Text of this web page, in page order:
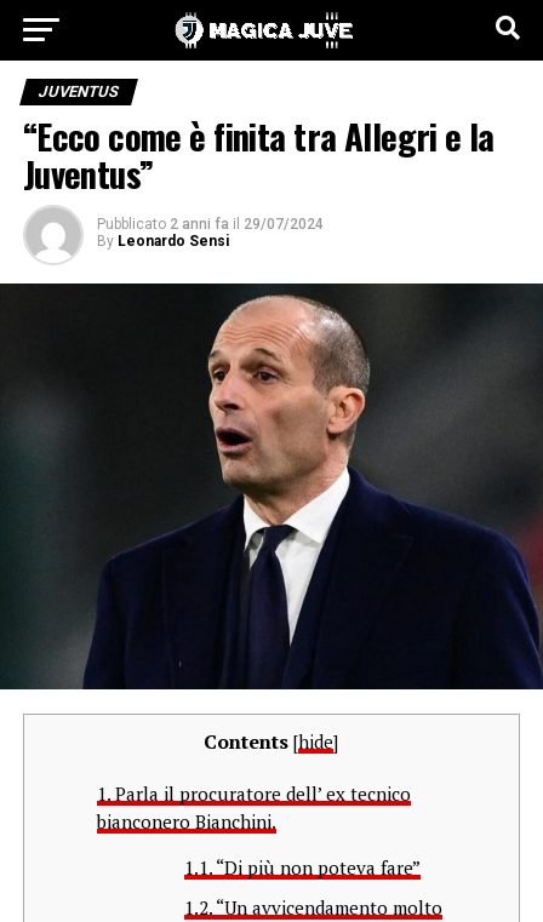
JUVENTUS
“Ecco come è finita tra Allegri e la
Juventus”
Pubblicato 2 anni fa il 29/07/2024
By Leonardo Sensi
Contents [hide]
1.Parla il procuratore dell’ ex tecnico
bianconero Bianchini.
1.1. “Di più non poteva fare”
1.2. “Un avvicendamento molto